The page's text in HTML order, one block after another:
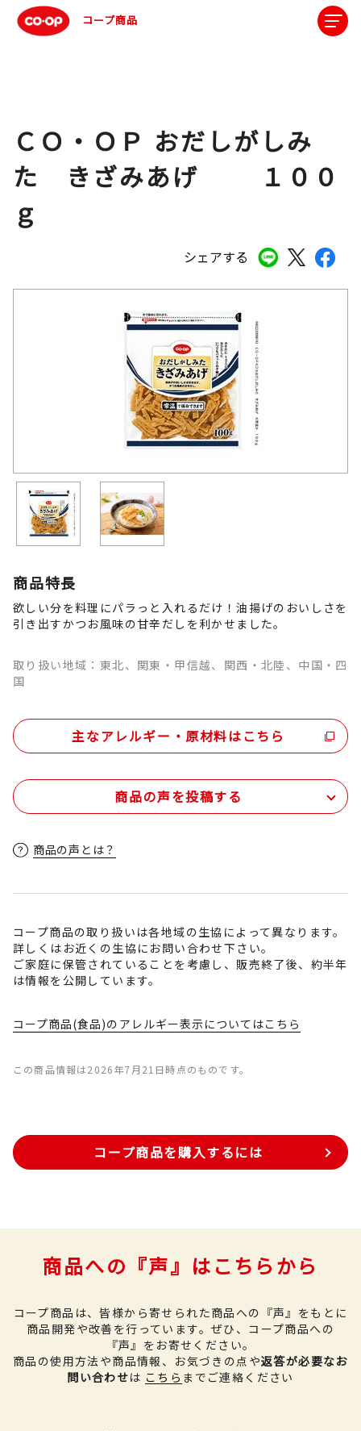
コープ商品
シェアする
ＣＯ・ＯＰ おだしがしみ
た きざみあげ １００
ｇ
商品特長
欲しい分を料理にパラっと入れるだけ！油揚げのおいしさを
引き出すかつお風味の甘辛だしを利かせました。
取り扱い地域：東北、関東・甲信越、関西・北陸、中国・四
国
主なアレルギー・原材料はこちら
商品の声を投稿する
商品の声とは？
コープ商品の取り扱いは各地域の生協によって異なります。
詳しくはお近くの生協にお問い合わせ下さい。
ご家庭に保管されていることを考慮し、販売終了後、約半年
は情報を公開しています。
コープ商品(食品)のアレルギー表示についてはこちら
この商品情報は2026年7月21日時点のものです。
コープ商品を購入するには
商品への『声』はこちらから
コープ商品は、皆様から寄せられた商品への『声』をもとに
商品開発や改善を行っています。 ぜひ、コープ商品への
『声』をお寄せください。
商品の使用方法や商品情報、お気づきの点や返答が必要なお
問い合わせは こちら までご連絡ください